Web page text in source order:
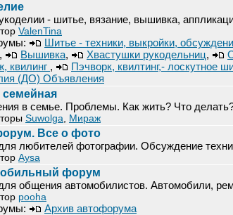
- шитье, вязание, вышивка,
ValenTina
Шитье - техники, выкройки,
, Вышивка, Хвастушки рукодельниц,
квилинг , Пэчворк, квилтинг,- лоскутное
(ДО) Объявления
в семье. Проблемы. Как жить? Что
Suwolga Мираж
Все о фото
любителей фотографии. Обсуждение
Aysa
форум
общения автомобилистов. Автомобили,
pooha
Архив автофорума